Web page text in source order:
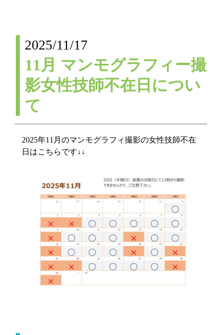
2025/11/17
11月 マンモグラフィー撮
影女性技師不在日につい
て
2025年11月のマンモグラフィ撮影の女性技師不在
日はこちらです↓↓